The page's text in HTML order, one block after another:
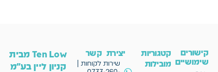
קישורים
שימושיים
קטגוריות
מובילות
יצירת קשר
שירות לקוחות |
Ten Low מבית
קניון ליין בע"מ